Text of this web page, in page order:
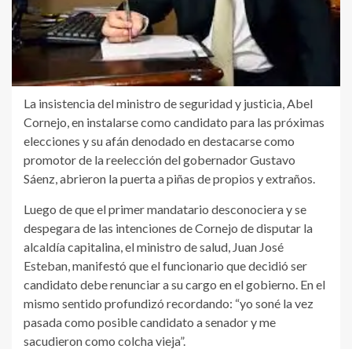
La insistencia del ministro de seguridad y justicia, Abel
Cornejo, en instalarse como candidato para las próximas
elecciones y su afán denodado en destacarse como
promotor de la reelección del gobernador Gustavo
Sáenz, abrieron la puerta a piñas de propios y extraños.
Luego de que el primer mandatario desconociera y se
despegara de las intenciones de Cornejo de disputar la
alcaldía capitalina, el ministro de salud, Juan José
Esteban, manifestó que el funcionario que decidió ser
candidato debe renunciar a su cargo en el gobierno. En el
mismo sentido profundizó recordando: “yo soné la vez
pasada como posible candidato a senador y me
sacudieron como colcha vieja”.